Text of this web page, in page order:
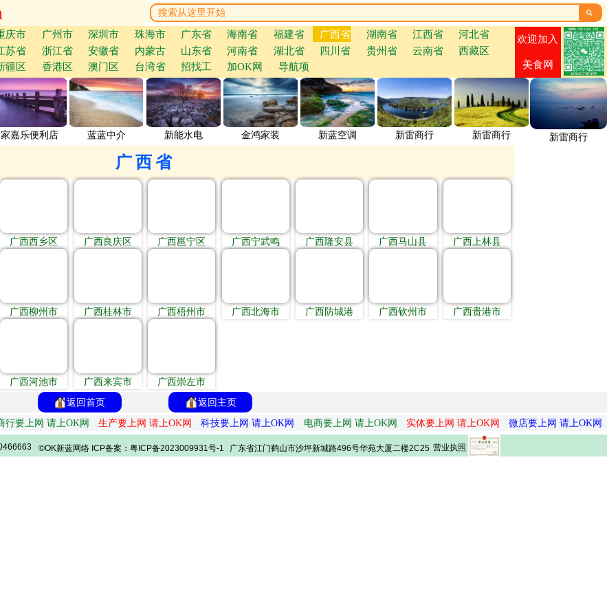

庆市 广州市 深圳市 珠海市 广东省 海南省 福建省 广西省 湖南省 江西省
河北省
苏省 浙江省 安徽省 内蒙古 山东省 河南省 湖北省 四川省 贵州省 云南省
西藏区
疆区 香港区 澳门区 台湾省 招找工 加OK网 导航项
欢迎加入
美食网
家嘉乐便利店 蓝蓝中介 新能水电 金鸿家装 新蓝空调 新雷商行 新雷商行 新雷商行
广西省
广西西乡区 广西良庆区 广西邕宁区 广西宁武鸣 广西隆安县 广西马山县 广西上林县
广西柳州市 广西桂林市 广西梧州市 广西北海市 广西防城港 广西钦州市 广西贵港市
广西河池市 广西来宾市
广西崇左市
返回首页
返回主页
行要上网 请上OK网 生产要上网 请上OK网 科技要上网 请上OK网 电商要上网 请上OK网 实体要上网 请上OK网 微店要上网 请上OK网
©OK新蓝网络 ICP备案：粤ICP备2023009931号-1 广东省江门鹤山市沙坪新城路496号华苑大厦二楼2C25 营业执照